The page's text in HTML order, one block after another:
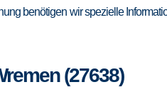
benötigen wir spezielle
(27638)